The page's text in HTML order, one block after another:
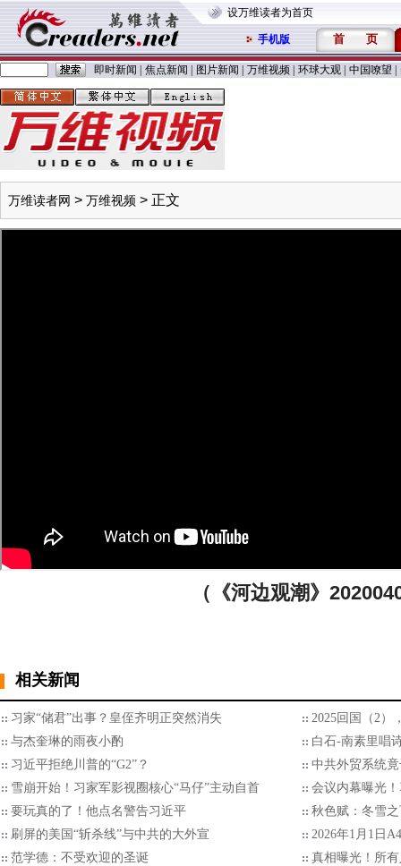
设万维读者为首页
手机版 首 页
即时新闻 焦点新闻 图片新闻 万维视频 环球大观 中国嘹望
万维读者网 > 万维视频 > 正文
（《河边观潮》
相关新闻
习家“储君”出事？皇侄齐明正突然消失
2025回国（2）
与杰奎琳的雨夜小酌
白石-南素里唱
习近平拒绝川普的“G2”？
中共外贸系统
雪崩开始！习家军影视圈核心“马仔”主动自首
会议内幕曝光
要玩真的了！他点名警告习近平
秋色赋：冬雪
刷屏的美国“斩杀线”与中共的大外宣
2026年1月1日
范学德：不受欢迎的圣诞
真相曝光！所